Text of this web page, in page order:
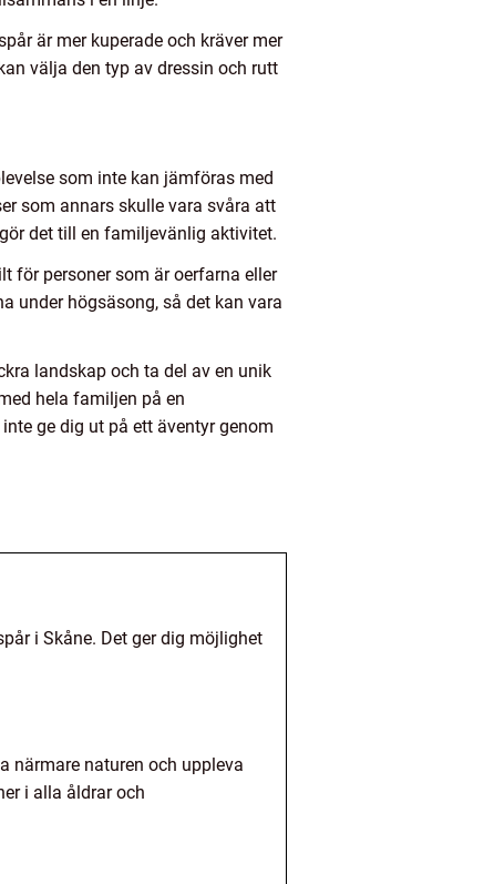
är mer kuperade och kräver mer
välja den typ av dressin och rutt
som inte kan jämföras med
som annars skulle vara svåra att
det till en familjevänlig aktivitet.
för personer som är oerfarna eller
under högsäsong, så det kan vara
landskap och ta del av en unik
hela familjen på en
ge dig ut på ett äventyr genom
i Skåne. Det ger dig möjlighet
närmare naturen och uppleva
i alla åldrar och